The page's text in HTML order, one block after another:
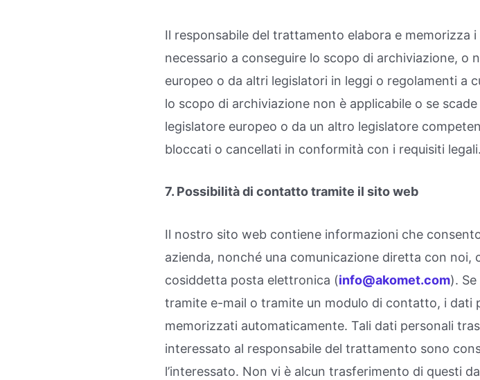
Il responsabile del trattamento elabora e memorizza
necessario a conseguire lo scopo di archiviazione, o
europeo o da altri legislatori in leggi o regolamenti a
lo scopo di archiviazione non è applicabile o se
legislatore europeo o da un altro legislatore
bloccati o cancellati in conformità con i requisiti legali.
7. Possibilità di contatto tramite il sito web
Il nostro sito web contiene informazioni che
azienda, nonché una comunicazione diretta con noi,
cosiddetta posta elettronica (info@akomet.com).
tramite e-mail o tramite un modulo di contatto, i dati
memorizzati automaticamente. Tali dati personali
interessato al responsabile del trattamento sono
l’interessato. Non vi è alcun trasferimento di questi